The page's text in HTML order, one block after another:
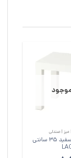
میز | صندلی
میز عسلی سفید 35 سانتی‌